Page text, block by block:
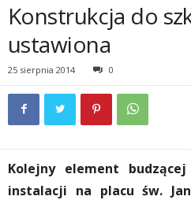
Konstrukcja do
ustawiona
25 sierpnia 2014 0
Kolejny element
instalacji na placu św.